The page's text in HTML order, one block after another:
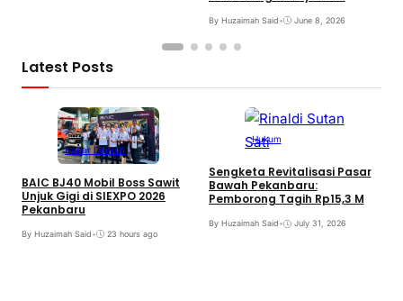
By Huzaimah Said• June 8, 2026
Latest Posts
Kabar Daerah
BAIC BJ40 Mobil Boss Sawit
Unjuk Gigi di SIEXPO 2026
Pekanbaru
By Huzaimah Said• 23 hours ago
Hukum
Sengketa Revitalisasi Pasar
Bawah Pekanbaru:
Pemborong Tagih Rp15,3 M
By Huzaimah Said• July 31, 2026